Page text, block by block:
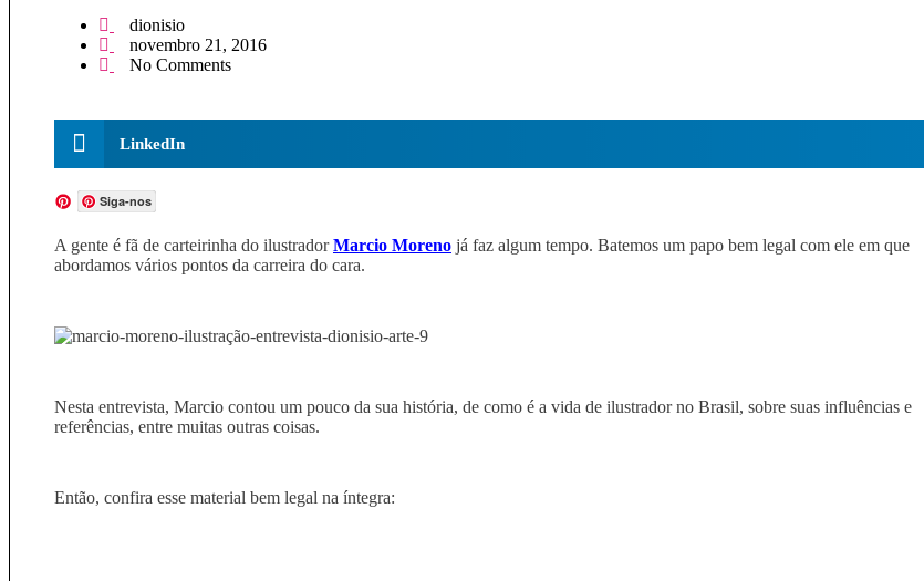
dionisio
novembro 21, 2016
No Comments
LinkedIn
Siga-nos
A gente é fã de carteirinha do ilustradorMarcio Moreno já faz algum tempo. Batemos um papo bem legal com ele em que
abordamos vários pontos da carreira do cara.
Nesta entrevista, Marcio contou um pouco da sua história, de como é a vida de ilustrador no Brasil, sobre suas influências e
referências, entre muitas outras coisas.
Então, confira esse material bem legal na íntegra: